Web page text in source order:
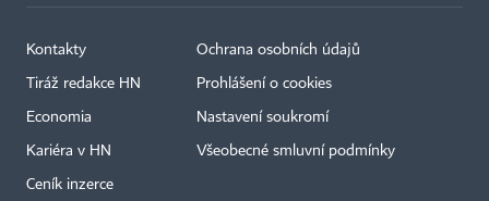
Kontakty
Tiráž redakce HN
Economia
Kariéra v HN
Ceník inzerce
Ochrana osobních údajů
Prohlášení o cookies
Nastavení soukromí
Všeobecné smluvní podmínky